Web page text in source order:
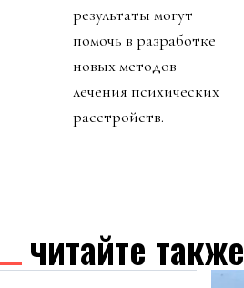
результаты могут
помочь в разработке
новых методов
лечения психических
расстройств.
читайте также